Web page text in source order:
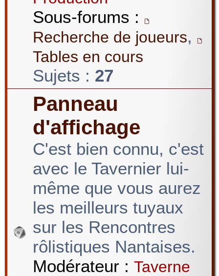
Sous-forums :
Recherche de joueurs,
Tables en cours
Sujets : 27
Panneau
d'affichage
C'est bien connu, c'est
avec le Tavernier lui-
même que vous aurez
les meilleurs tuyaux
sur les Rencontres
rôlistiques Nantaises.
Modérateur : Taverne